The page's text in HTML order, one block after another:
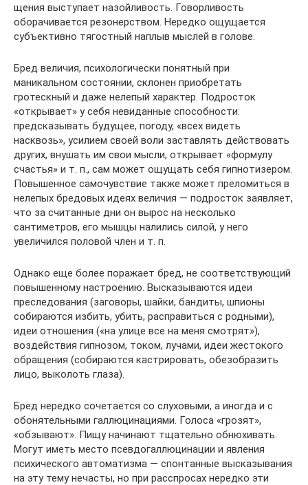
щения выступает назойливость. Говорливость
оборачивается резонерством. Нередко ощущается
субъективно тягостный наплыв мыслей в голове.
Бред величия, психологически понятный при
маникальном со­стоянии, склонен приобретать
гротескный и даже нелепый ха­рактер. Подросток
«открывает» у себя невиданные способности:
предсказывать будущее, погоду, «всех видеть
насквозь», усилием своей воли заставлять действовать
других, внушать им свои мысли, открывает «формулу
счастья» и т. п., сам может ощущать себя гипнотизером.
Повышенное самочувствие также может преломить­ся в
нелепых бредовых идеях величия — подросток заявляет,
что за считанные дни он вырос на несколько
сантиметров, его мышцы налились силой, у него
увеличился половой член и т. п.
Однако еще более поражает бред, не соответствующий
повышенному настроению. Высказываются идеи
преследования (заговоры, шайки, бандиты, шпионы
собираются избить, убить, рас­правиться с родными),
идеи отношения («на улице все на меня смотрят»),
воздействия гипнозом, током, лучами, идеи жестокого
обращения (собираются кастрировать, обезобразить
лицо, выко­лоть глаза).
Бред нередко сочетается со слуховыми, а иногда и с
обо­нятельными галлюцинациями. Голоса «грозят»,
«обзывают». Пищу начинают тщательно обнюхивать.
Могут иметь место псевдогаллюцинации и явления
психического автоматизма — спонтанные высказывания
на эту тему нечасты, но при рас­спросах нередко эти